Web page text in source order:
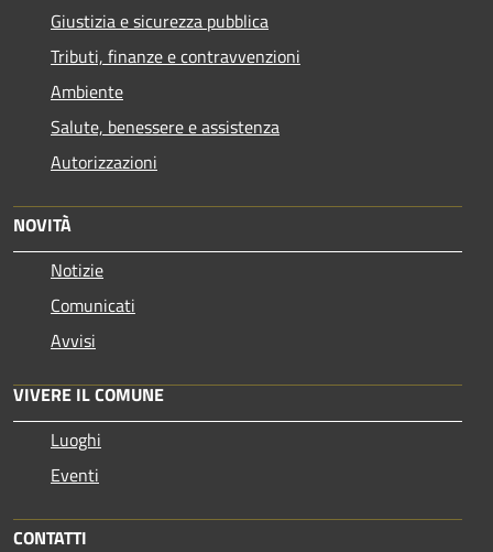
Giustizia e sicurezza pubblica
Tributi, finanze e contravvenzioni
Ambiente
Salute, benessere e assistenza
Autorizzazioni
NOVITÀ
Notizie
Comunicati
Avvisi
VIVERE IL COMUNE
Luoghi
Eventi
CONTATTI